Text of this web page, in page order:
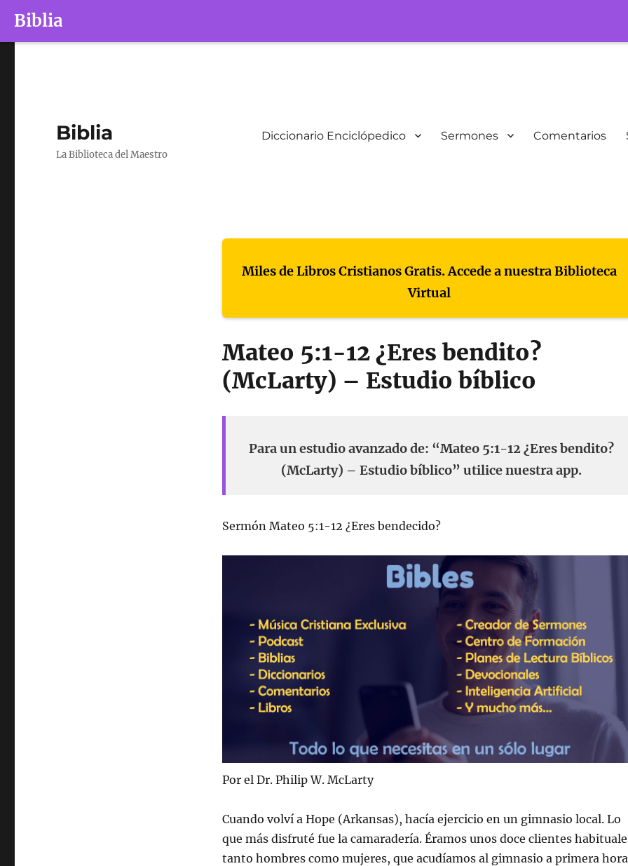
Biblia
Biblia
La Biblioteca del Maestro
Diccionario Enciclópedico Sermones Comentarios
Miles de Libros Cristianos Gratis. Accede a nuestra Biblioteca
Virtual
Mateo 5:1-12 ¿Eres bendito?
(McLarty) – Estudio bíblico
Para un estudio avanzado de: “Mateo 5:1-12 ¿Eres bendito?
(McLarty) – Estudio bíblico” utilice nuestra app.
Sermón Mateo 5:1-12 ¿Eres bendecido?
Por el Dr. Philip W. McLarty
Cuando volví a Hope (Arkansas), hacía ejercicio en un gimnasio local. Lo
que más disfruté fue la camaradería. Éramos unos doce clientes
tanto hombres como mujeres, que acudíamos al gimnasio a primera hora